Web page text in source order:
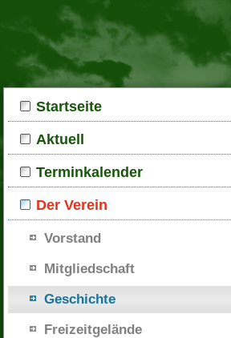
Startseite
Aktuell
Terminkalender
Der Verein
Vorstand
Mitgliedschaft
Geschichte
Freizeitgelände